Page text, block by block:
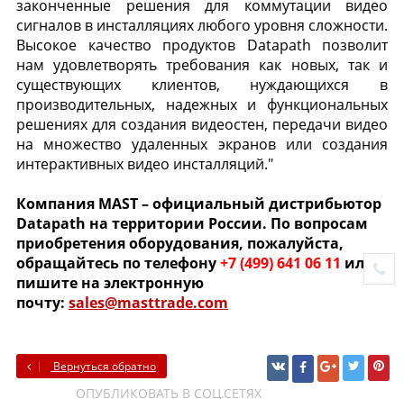
законченные решения для коммутации видео
сигналов в инсталляциях любого уровня сложности.
Высокое качество продуктов Datapath позволит
нам удовлетворять требования как новых, так и
существующих клиентов, нуждающихся в
производительных, надежных и функциональных
решениях для создания видеостен, передачи видео
на множество удаленных экранов или создания
интерактивных видео инсталляций."
Компания MAST – официальный дистрибьютор
Datapath на территории России. По вопросам
приобретения оборудования, пожалуйста,
обращайтесь по телефону+7 (499) 641 06 11 или
пишите на электронную
почту: sales@masttrade.com
Вернуться обратно
ОПУБЛИКОВАТЬ В СОЦ.СЕТЯХ